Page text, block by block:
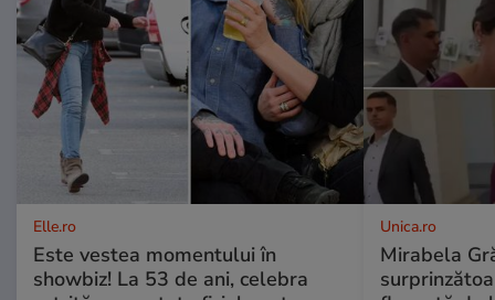
Elle.ro
Este vestea momentului în
showbiz! La 53 de ani, celebra
Unica.ro
Mirabela